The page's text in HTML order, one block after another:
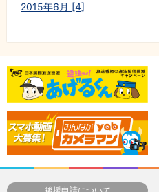
2015年6月 [4]